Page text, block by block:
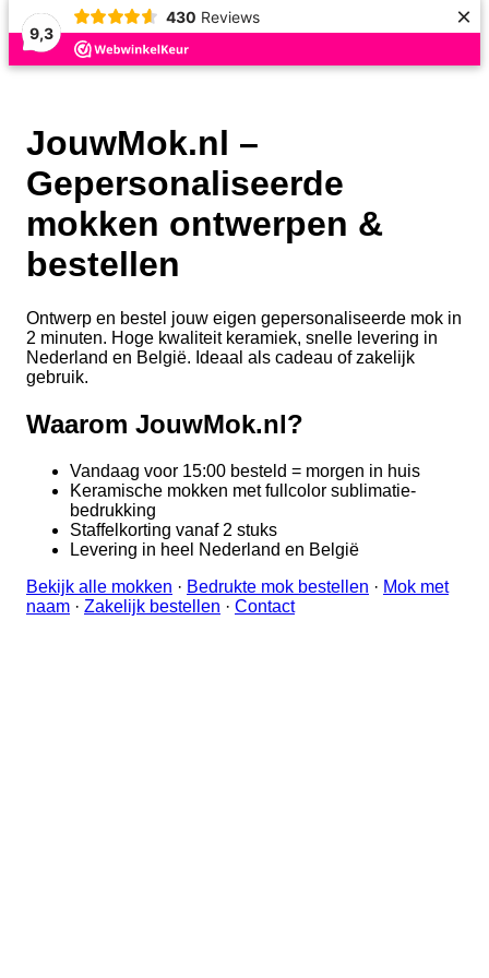
9,3
430 Reviews ×
JouwMok.nl –
Gepersonaliseerde
mokken ontwerpen &
bestellen
Ontwerp en bestel jouw eigen gepersonaliseerde mok in
2 minuten. Hoge kwaliteit keramiek, snelle levering in
Nederland en België. Ideaal als cadeau of zakelijk
gebruik.
Waarom JouwMok.nl?
Vandaag voor 15:00 besteld = morgen in huis
Keramische mokken met fullcolor sublimatie-
bedrukking
Staffelkorting vanaf 2 stuks
Levering in heel Nederland en België
Bekijk alle mokken · Bedrukte mok bestellen · Mok met
naam · Zakelijk bestellen · Contact